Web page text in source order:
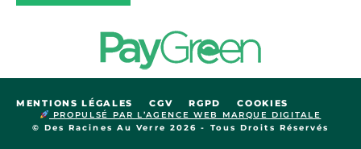
© Des Racines Au Verre 2026 - Tous Droits Réservés
PROPULSÉ PAR L’AGENCE WEB MARQUE DIGITALE
MENTIONS LÉGALES CGV RGPD COOKIES